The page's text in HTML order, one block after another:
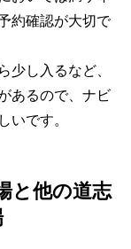
約確認が大切で
少し入るなど、
あるので、ナビ
いです。
と他の道志